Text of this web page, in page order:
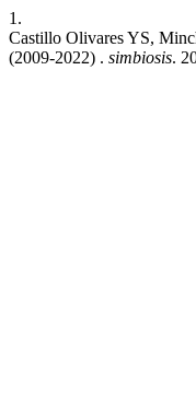
1.
Castillo Olivares YS,
(2009-2022) . simbiosis.